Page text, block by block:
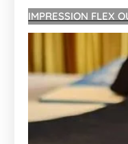
IMPRESSION FLEX